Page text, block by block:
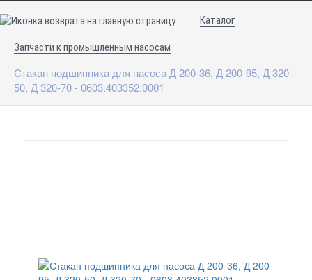
Каталог
Запчасти к промышленным насосам
Стакан подшипника для насоса Д 200-36, Д 200-95, Д 320-
50, Д 320-70 - 0603.403352.0001